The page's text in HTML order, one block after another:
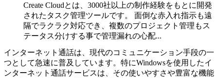
インターネット通話は、現代のコミュニケーション手段の一
つとして急速に普及しています。特にWindowsを使用したイ
ンターネット通話サービスは、その使いやすさや豊富な機能
Create Cloudとは、3000社以上の制作経験をもとに開発
されたタスク管理ツールです。 面倒な赤入れ指示も遠
隔でラクラク対応でき、複数のプロジェクト管理もス
テータス分けする事で管理漏れの心配...